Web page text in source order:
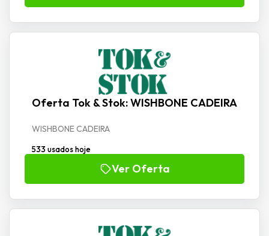
Oferta Tok & Stok: WISHBONE CADEIRA
WISHBONE CADEIRA
533 usados hoje
Ver Oferta